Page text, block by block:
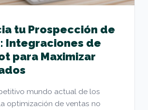
tu Prospección de
Integraciones de
para Maximizar
mundo actual de los
optimización de ventas no